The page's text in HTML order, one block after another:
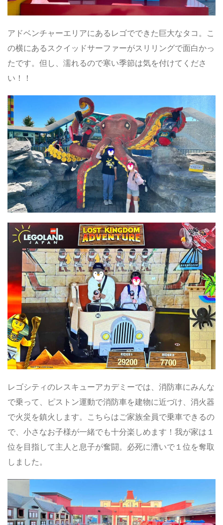
アドベンチャーエリアにあるレゴでできた巨大なタコ。こ
の横にあるスクイッドサーファーがスリリングで面白かっ
たです。但し、濡れるので寒い季節は気を付けてくださ
い！！
レゴシティのレスキューアカデミーでは、消防車にみんな
で乗って、ピストン運動で消防車を建物に近づけ、消火器
で火災を鎮火します。こちらはご家族全員で乗車できるの
で、小さなお子様が一緒でも十分楽しめます！我が家は１
位を目指して主人と息子が奮闘。必死に漕いで１位を奪取
しました。